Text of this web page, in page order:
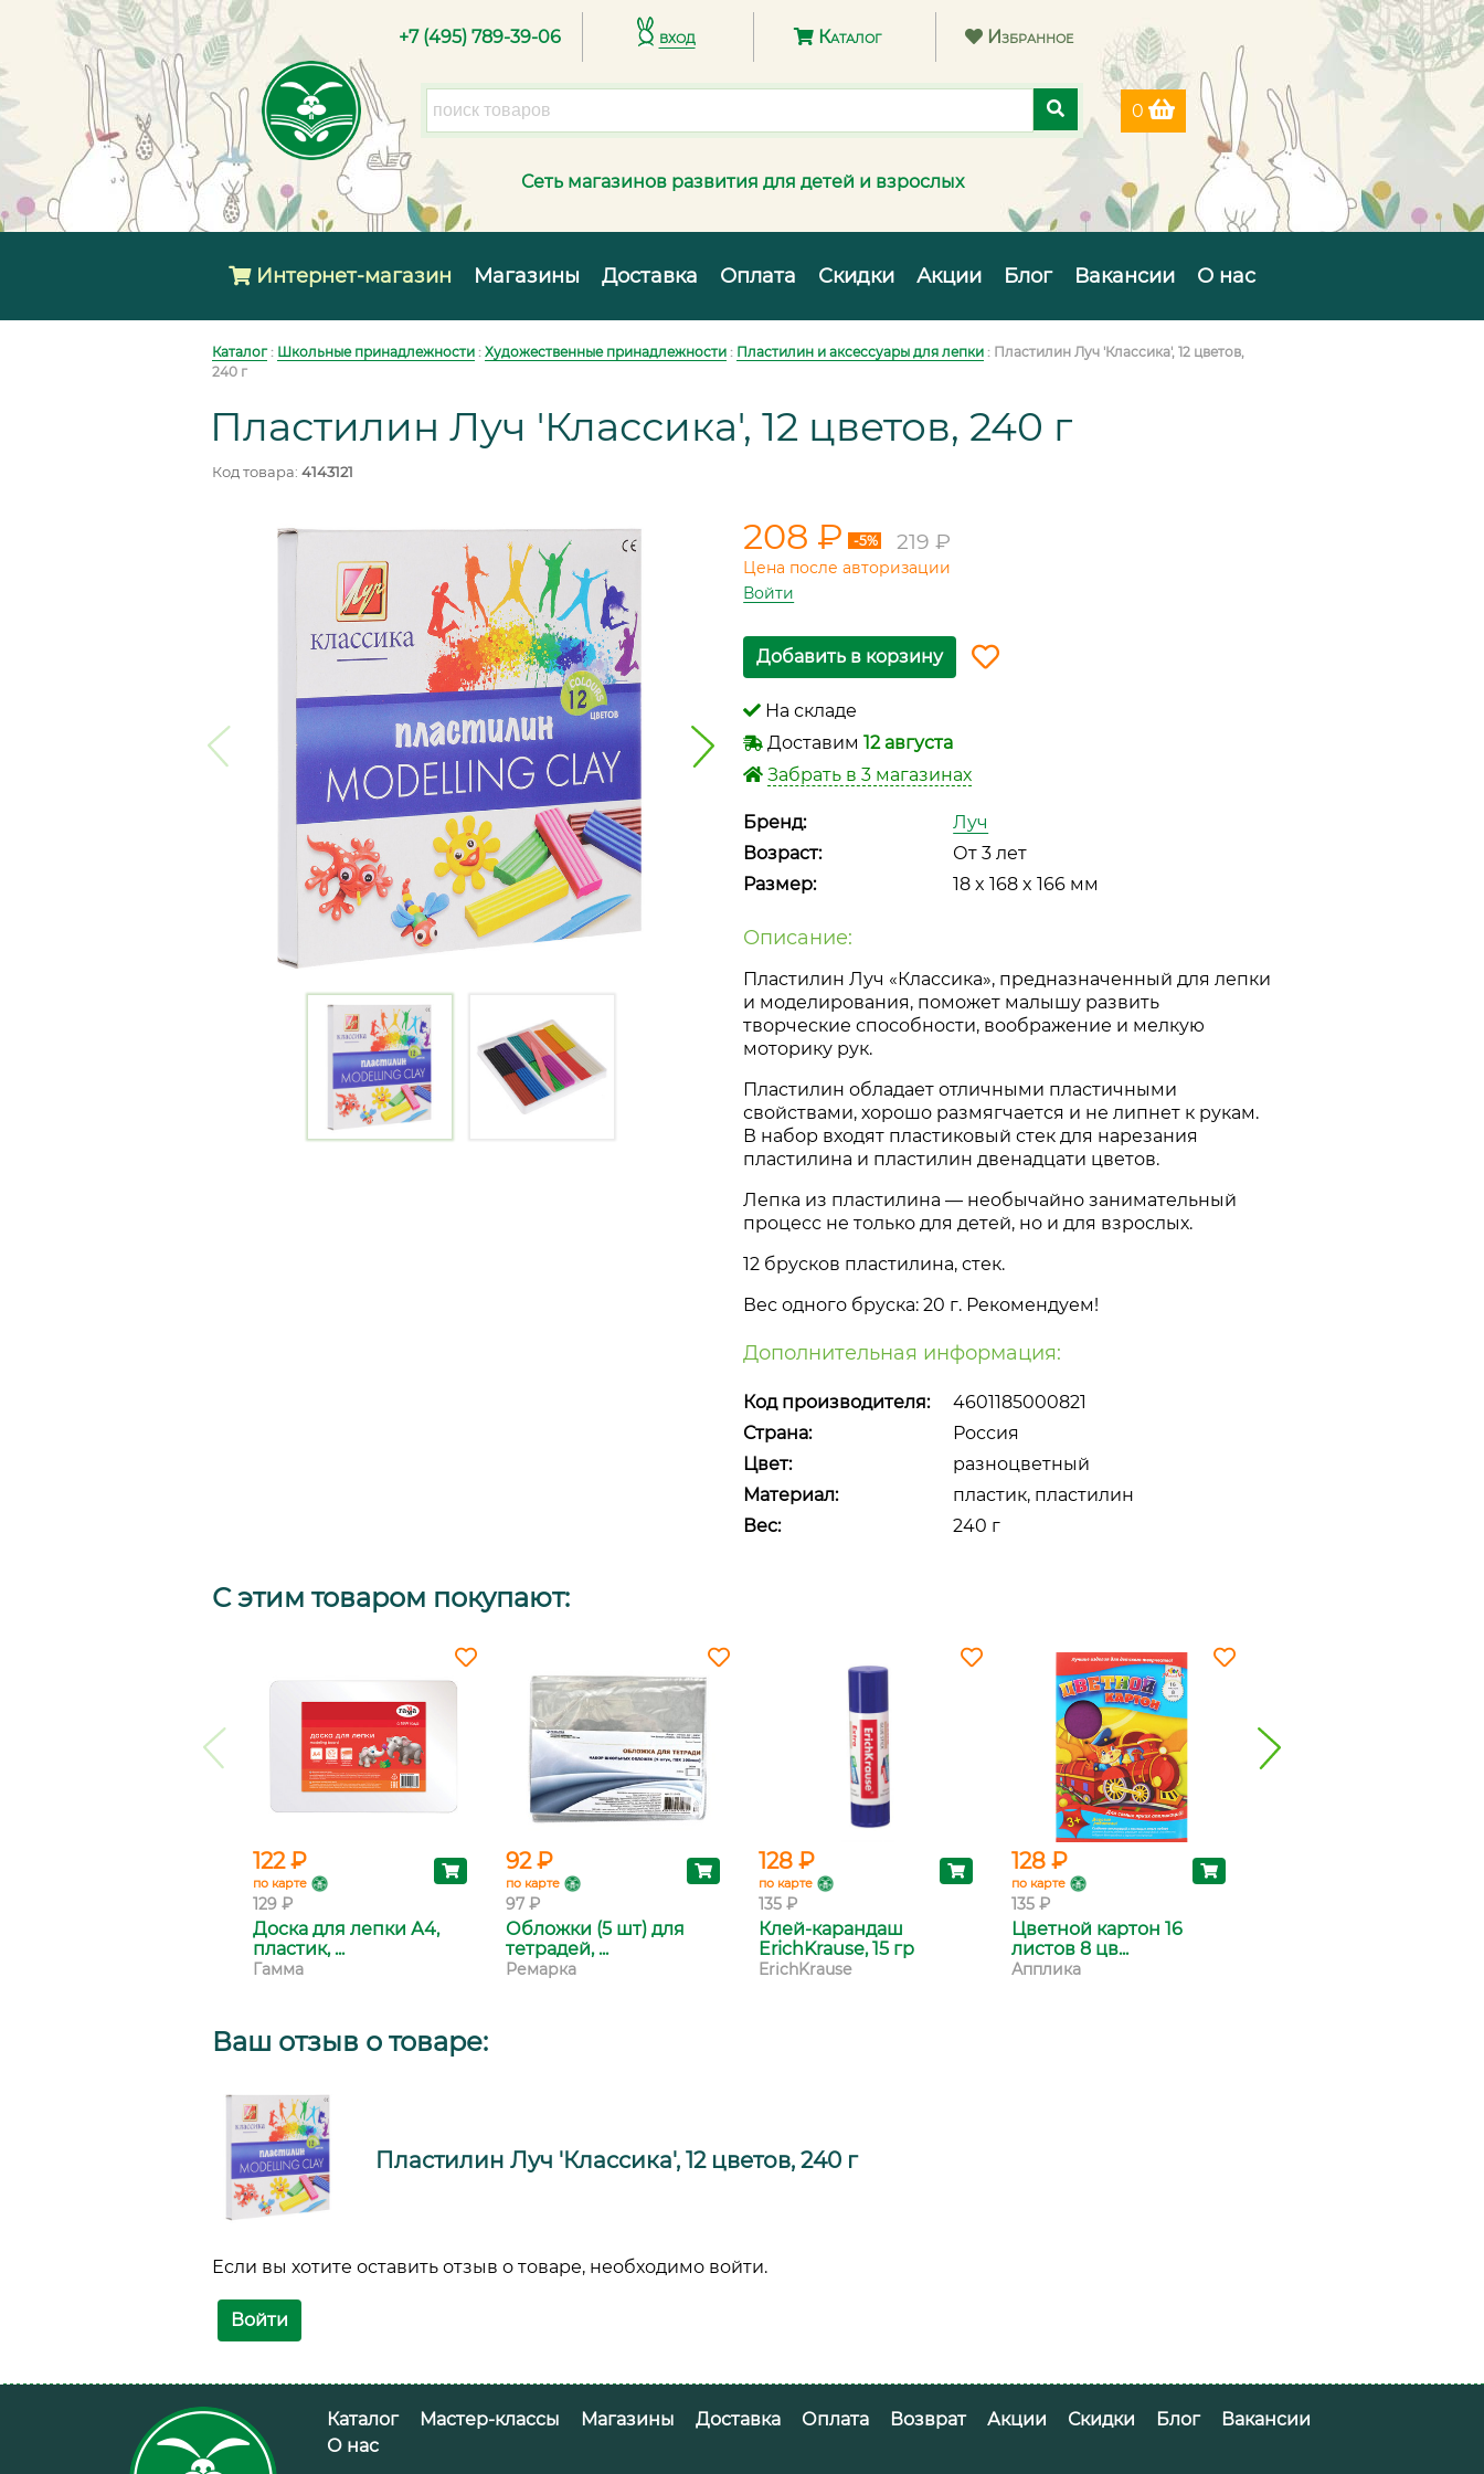
+7 (495) 789-39-06 вход Каталог Избранное
0
Сеть магазинов развития для детей и взрослых
Интернет-магазин Магазины Доставка Оплата Скидки Акции Блог Вакансии О нас
Каталог: Школьные принадлежности : Художественные принадлежности : Пластилин и аксессуары для лепки : Пластилин Луч 'Классика', 12 цветов,
240 г
Пластилин Луч 'Классика', 12 цветов, 240 г
Код товара: 4143121
208 ₽ -5% 219 ₽
Цена после авторизации
Войти
Добавить в корзину
На складе
Доставим12 августа
Забрать в 3 магазинах
Бренд:
Луч
Возраст:
От 3 лет
Размер:
18 x 168 x 166 мм
Описание:
Пластилин Луч «Классика», предназначенный для лепки
и моделирования, поможет малышу развить
творческие способности, воображение и мелкую
моторику рук.
Пластилин обладает отличными пластичными
свойствами, хорошо размягчается и не липнет к рукам.
В набор входят пластиковый стек для нарезания
пластилина и пластилин двенадцати цветов.
Лепка из пластилина — необычайно занимательный
процесс не только для детей, но и для взрослых.
12 брусков пластилина, стек.
Вес одного бруска: 20 г. Рекомендуем!
Дополнительная информация:
Код производителя:
4601185000821
Страна:
Россия
Цвет:
разноцветный
Материал:
пластик, пластилин
Вес:
240 г
С этим товаром покупают:
122 ₽
по карте
129 ₽
Доска для лепки А4,
пластик, ...
Гамма
92 ₽
по карте
97 ₽
Обложки (5 шт) для
тетрадей, ...
Ремарка
128 ₽
по карте
135 ₽
Клей-карандаш
ErichKrause, 15 гр
ErichKrause
128 ₽
по карте
135 ₽
Цветной картон 16
листов 8 цв...
Апплика
Ваш отзыв о товаре:
Пластилин Луч 'Классика', 12 цветов, 240 г
Если вы хотите оставить отзыв о товаре, необходимо войти.
Войти
Каталог
Мастер-классы Магазины Доставка Оплата Возврат Акции Скидки Блог
Вакансии
О нас